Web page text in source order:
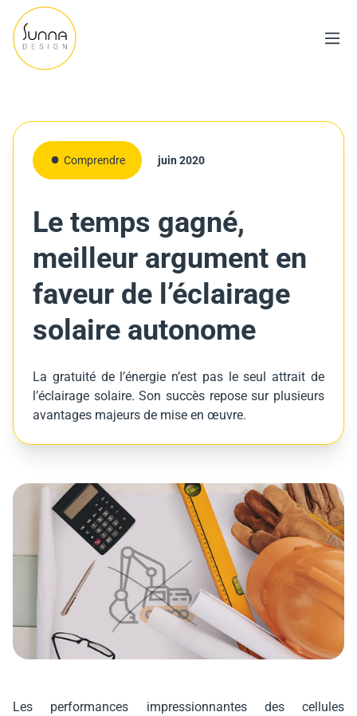
Comprendre juin 2020
Le temps gagné,
meilleur argument en
faveur de l’éclairage
solaire autonome
La gratuité de l’énergie n’est pas le seul attrait de
l’éclairage solaire. Son succès repose sur plusieurs
avantages majeurs de mise en œuvre.
Les performances impressionnantes des cellules